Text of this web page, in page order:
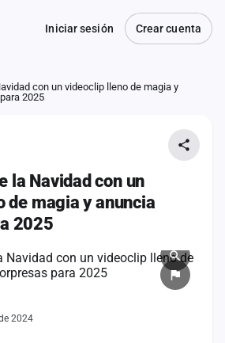
Iniciar sesión Crear cuenta
con un videoclip lleno de magia y
2025
la Navidad con un
de magia y anuncia
2025
2024